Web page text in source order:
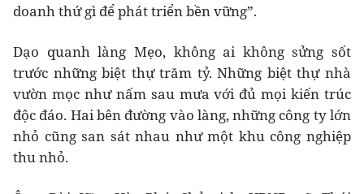
doanh thứ gì để phát triển bền vững”.
Dạo quanh làng Mẹo, không ai không sửng sốt
trước những biệt thự trăm tỷ. Những biệt thự nhà
vườn mọc như nấm sau mưa với đủ mọi kiến trúc
độc đáo. Hai bên đường vào làng, những công ty lớn
nhỏ cũng san sát nhau như một khu công nghiệp
thu nhỏ.